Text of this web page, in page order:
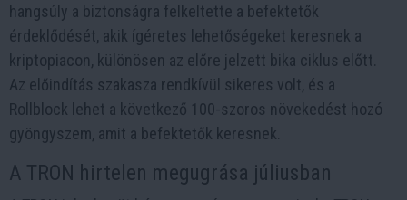
hangsúly a biztonságra felkeltette a befektetők
érdeklődését, akik ígéretes lehetőségeket keresnek a
kriptopiacon, különösen az előre jelzett bika ciklus előtt.
Az előindítás szakasza rendkívül sikeres volt, és a
Rollblock lehet a következő 100-szoros növekedést hozó
gyöngyszem, amit a befektetők keresnek.
A TRON hirtelen megugrása júliusban